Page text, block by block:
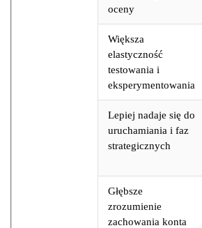
oceny
Większa
elastyczność
testowania i
eksperymentowania
Lepiej nadaje się do
uruchamiania i faz
strategicznych
Głębsze
zrozumienie
zachowania konta